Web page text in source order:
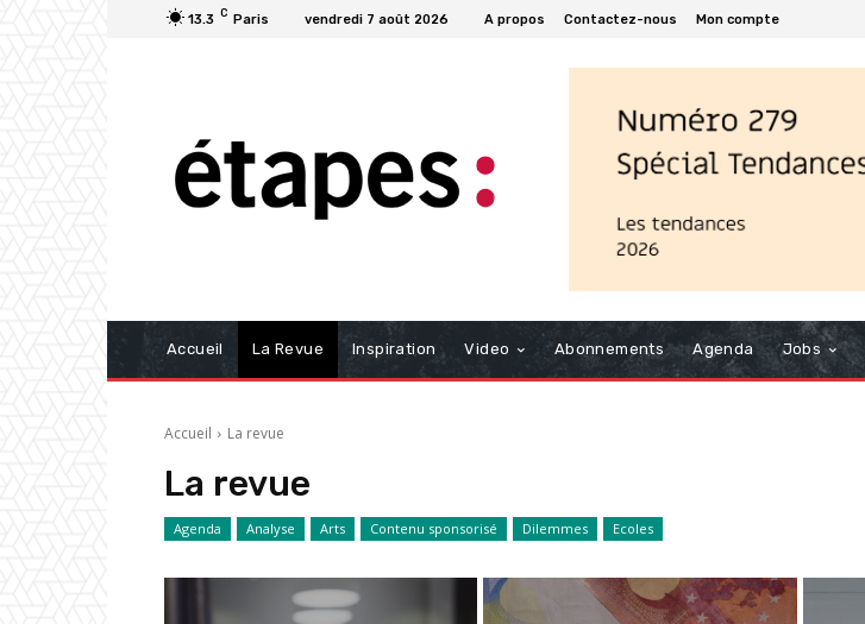
13.3 C Paris vendredi 7 août 2026 A propos Contactez-nous Mon compte
Accueil La Revue Inspiration Video Abonnements Agenda Jobs
Accueil La revue
La revue
Agenda Analyse Arts Contenu sponsorisé Dilemmes Ecoles